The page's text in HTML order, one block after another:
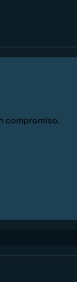
compromiso.